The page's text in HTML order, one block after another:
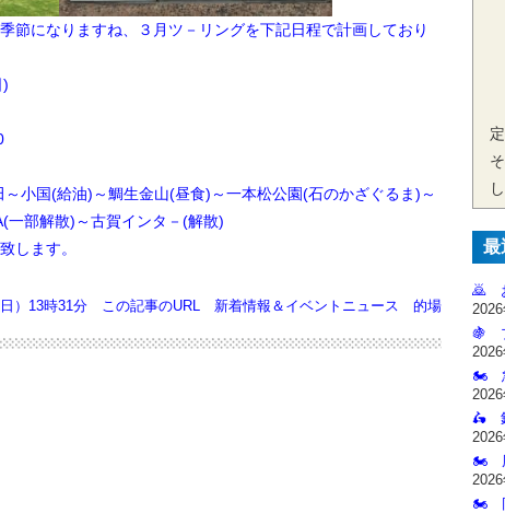
節になりますね、３月ツ－リングを下記日程で計画しており
小国(給油)～鯛生金山(昼食)～一本松公園(石のかざぐるま)～
一部解散)～古賀インタ－(解散)
します。
）13時31分 この記事のURL 新着情報＆イベントニュース 的場
最
🙇‍
🍇
🏍️
🛵
🏍️
🏍️